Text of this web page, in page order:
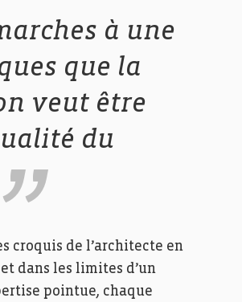
à une
que la
veut être
du
croquis de l’architecte en
dans les limites d’un
pointue, chaque